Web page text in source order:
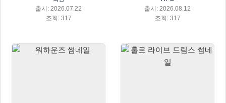
출시: 2026.07.22
조회: 317
출시: 2026.08.12
조회: 317